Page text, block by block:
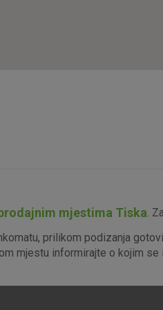
mjestima Tiska.
prilikom podizanja
mjestu informirajte o kojim se